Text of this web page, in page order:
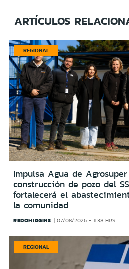
ARTÍCULOS
REGIONAL
Impulsa Agua de
construcción de pozo del
fortalecerá el
la comunidad
REDOHIGGINS 07/08/2026 - 11:38 HRS
REGIONAL